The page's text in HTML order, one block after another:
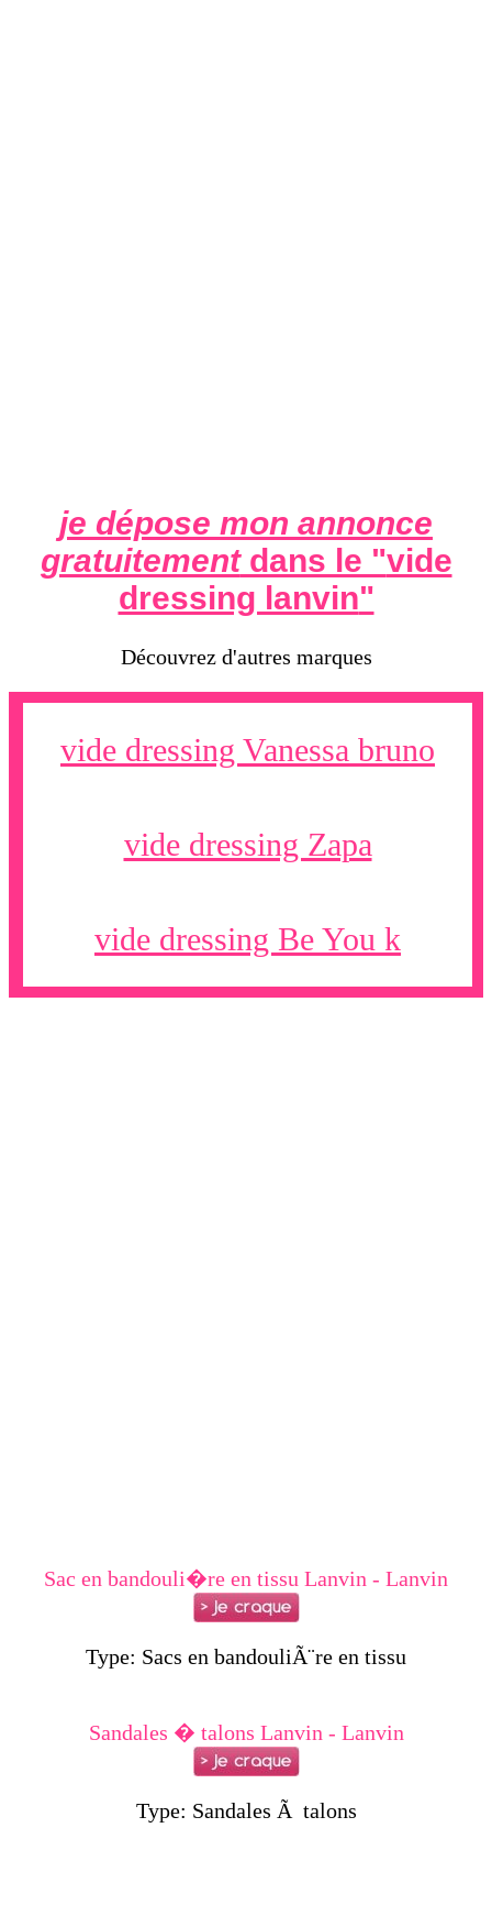
je dépose mon annonce
gratuitementdans le "vide
dressing lanvin"
Découvrez d'autres marques
vide dressing Vanessa bruno
vide dressing Zapa
vide dressing Be You k
Sac en bandouli�re en tissu Lanvin - Lanvin
Type: Sacs en bandouliÃ¨re en tissu
Sandales � talons Lanvin - Lanvin
Type: Sandales Ã talons